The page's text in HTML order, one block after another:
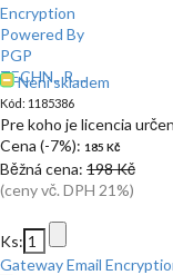
Není skladem
Kód: 1185386
Pre koho je licencia
Cena (-7%): 185 Kč
Běžná cena: 198 Kč
(ceny vč. DPH 21%)
Ks:
Gateway Email